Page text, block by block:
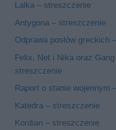
Lalka – streszczenie
Antygona – streszczenie
Odprawa posłów greckich
Felix, Net i Nika oraz
streszczenie
Raport o stanie wojennym
Katedra – streszczenie
Kordian – streszczenie